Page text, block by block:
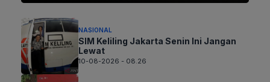
NASIONAL
SIM Keliling Jakarta Senin Ini Jangan
Lewat
10-08-2026 - 08.26